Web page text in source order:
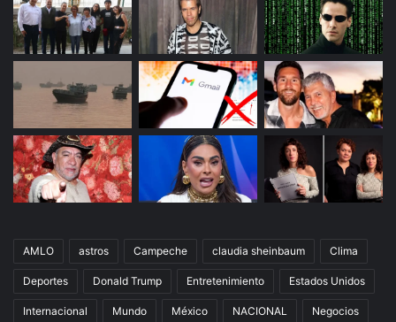
AMLO astros Campeche claudia sheinbaum Clima
Deportes Donald Trump Entretenimiento Estados Unidos
Internacional Mundo México NACIONAL Negocios